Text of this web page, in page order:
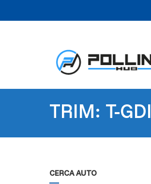
TRIM: T-GDI
CERCA AUTO